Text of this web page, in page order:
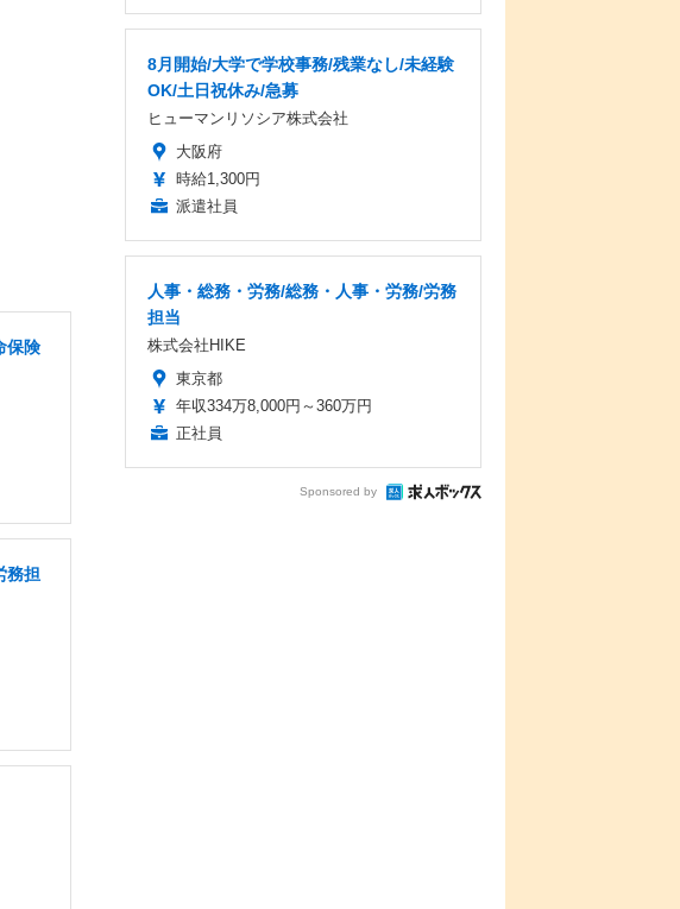
保険
務担
8月開始/大学で学校事務/残業なし/未経験
OK/土日祝休み/急募
ヒューマンリソシア株式会社
大阪府
時給1,300円
派遣社員
人事・総務・労務/総務・人事・労務/労務
担当
株式会社HIKE
東京都
年収334万8,000円～360万円
正社員
Sponsored by